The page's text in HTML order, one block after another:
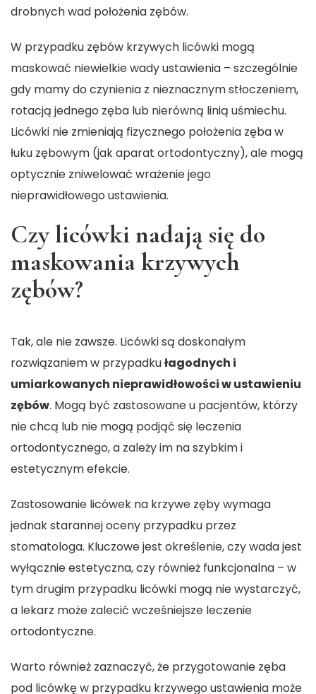
drobnych wad położenia zębów.
W przypadku zębów krzywych licówki mogą
maskować niewielkie wady ustawienia – szczególnie
gdy mamy do czynienia z nieznacznym stłoczeniem,
rotacją jednego zęba lub nierówną linią uśmiechu.
Licówki nie zmieniają fizycznego położenia zęba w
łuku zębowym (jak aparat ortodontyczny), ale mogą
optycznie zniwelować wrażenie jego
nieprawidłowego ustawienia.
Czy licówki nadają się do
maskowania krzywych
zębów?
Tak, ale nie zawsze. Licówki są doskonałym
rozwiązaniem w przypadkułagodnych i
umiarkowanych nieprawidłowości w ustawieniu
zębów. Mogą być zastosowane u pacjentów, którzy
nie chcą lub nie mogą podjąć się leczenia
ortodontycznego, a zależy im na szybkim i
estetycznym efekcie.
Zastosowanie licówek na krzywe zęby wymaga
jednak starannej oceny przypadku przez
stomatologa. Kluczowe jest określenie, czy wada jest
wyłącznie estetyczna, czy również funkcjonalna – w
tym drugim przypadku licówki mogą nie wystarczyć,
a lekarz może zalecić wcześniejsze leczenie
ortodontyczne.
Warto również zaznaczyć, że przygotowanie zęba
pod licówkę w przypadku krzywego ustawienia może